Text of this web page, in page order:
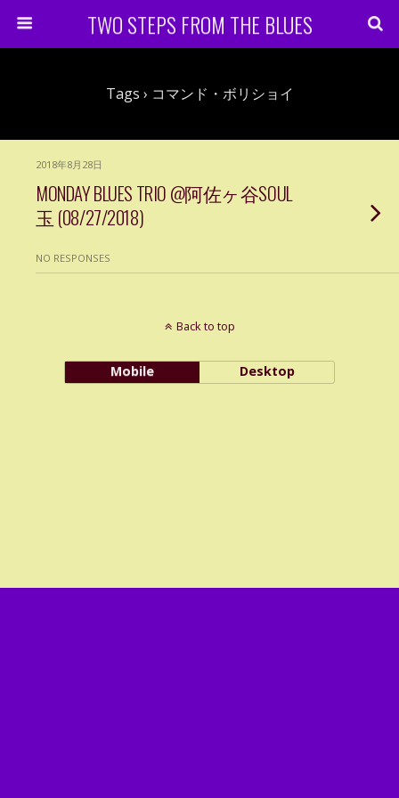
TWO STEPS FROM THE BLUES
Tags › コマンド・ボリショイ
2018年8月28日
MONDAY BLUES TRIO @阿佐ヶ谷SOUL
玉 (08/27/2018)
NO RESPONSES
Back to top
Mobile Desktop